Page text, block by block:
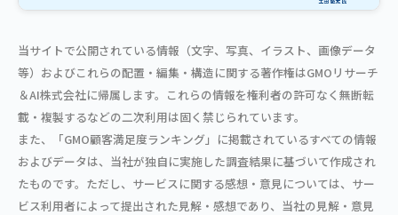
当サイトで公開されている情報（文字、写真、イラスト、画像データ
等）およびこれらの配置・編集・構造に関する著作権はGMOリサーチ
＆AI株式会社に帰属します。これらの情報を権利者の許可なく無断転
載・複製するなどの二次利用は固く禁じられています。
また、「GMO顧客満足度ランキング」に掲載されているすべての情報
およびデータは、当社が独自に実施した調査結果に基づいて作成され
たものです。ただし、サービスに関する感想・意見については、サー
ビス利用者によって提出された見解・感想であり、当社の見解・意見